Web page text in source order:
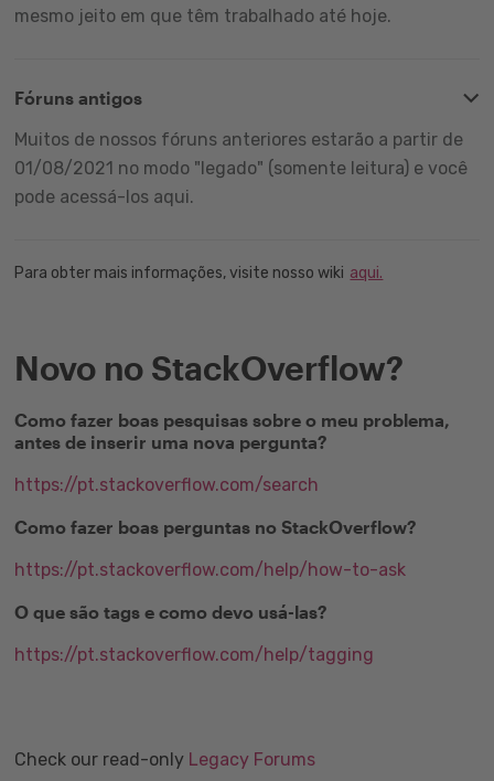
mesmo jeito em que têm trabalhado até hoje.
Fóruns antigos
Muitos de nossos fóruns anteriores estarão a partir de
01/08/2021 no modo "legado" (somente leitura) e você
pode acessá-los aqui.
Para obter mais informações, visite nosso wiki aqui.
Novo no StackOverflow?
Como fazer boas pesquisas sobre o meu problema,
antes de inserir uma nova pergunta?
https://pt.stackoverflow.com/search
Como fazer boas perguntas no StackOverflow?
https://pt.stackoverflow.com/help/how-to-ask
O que são tags e como devo usá-las?
https://pt.stackoverflow.com/help/tagging
Check our read-only Legacy Forums